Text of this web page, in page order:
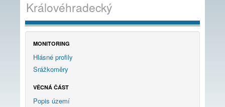
Královéhradecký
MONITORING
Hlásné profily
Srážkoměry
VĚCNÁ ČÁST
Popis území